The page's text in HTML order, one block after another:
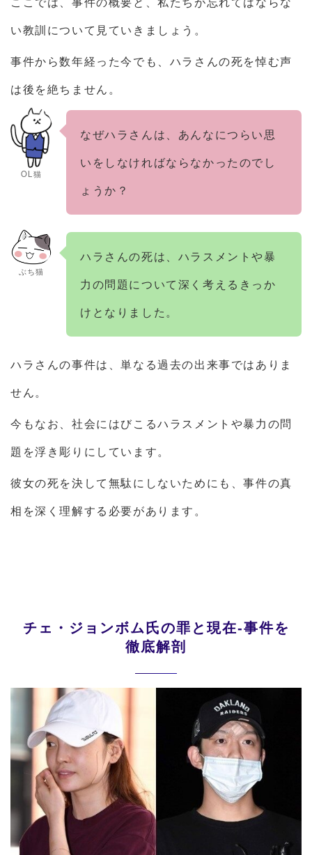
い教訓について見ていきましょう。
事件から数年経った今でも、ハラさんの死を悼む声
は後を絶ちません。
OL猫
なぜハラさんは、あんなにつらい思
いをしなければならなかったのでし
ょうか？
ぶち猫
ハラさんの死は、ハラスメントや暴
力の問題について深く考えるきっか
けとなりました。
ハラさんの事件は、単なる過去の出来事ではありま
せん。
今もなお、社会にはびこるハラスメントや暴力の問
題を浮き彫りにしています。
彼女の死を決して無駄にしないためにも、事件の真
相を深く理解する必要があります。
チェ・ジョンボム氏の罪と現在-事件を
徹底解剖